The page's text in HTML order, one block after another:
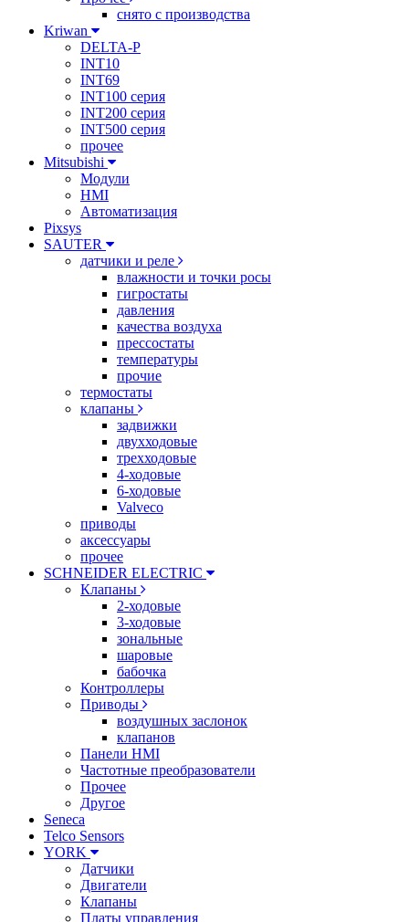
снято с производства
Kriwan
DELTA-P
INT10
INT69
INT100 серия
INT200 серия
INT500 серия
прочее
Mitsubishi
Модули
HMI
Автоматизация
Pixsys
SAUTER
датчики и реле
влажности и точки росы
гигростаты
давления
качества воздуха
прессостаты
температуры
прочие
термостаты
клапаны
задвижки
двухходовые
трехходовые
4-ходовые
6-ходовые
Valveco
приводы
аксессуары
прочее
SCHNEIDER ELECTRIC
Клапаны
2-ходовые
3-ходовые
зональные
шаровые
бабочка
Контроллеры
Приводы
воздушных заслонок
клапанов
Панели HMI
Частотные преобразователи
Прочее
Другое
Seneca
Telco Sensors
YORK
Датчики
Двигатели
Клапаны
Платы управления